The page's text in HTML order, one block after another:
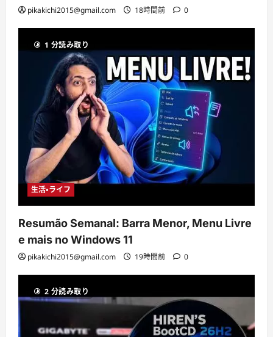
pikakichi2015@gmail.com 18時間前 0
1 分読み取り
生活・ライフ
Resumão Semanal: Barra Menor, Menu Livre
e mais no Windows 11
pikakichi2015@gmail.com 19時間前 0
2 分読み取り